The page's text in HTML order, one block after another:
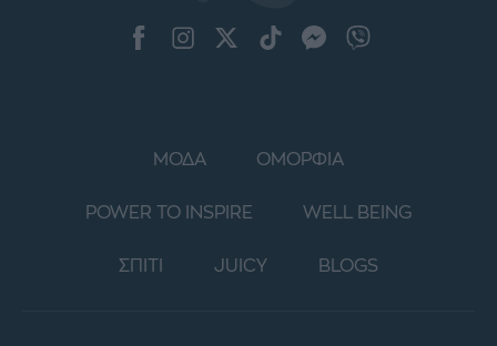
ΜΟΔΑ ΟΜΟΡΦΙΑ
POWER TO INSPIRE WELL BEING
ΣΠΙΤΙ JUICY BLOGS